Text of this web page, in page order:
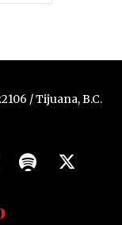
/ Tijuana, B.C.